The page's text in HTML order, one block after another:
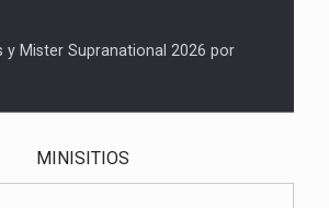
y Mister Supranational 2026 por
MINISITIOS